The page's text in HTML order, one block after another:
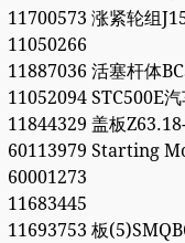
11700573 涨紧轮组
11050266
11887036 活塞杆体
11052094 STC500E
11844329 盖板
60113979 Starting
60001273
11683445
11693753 板